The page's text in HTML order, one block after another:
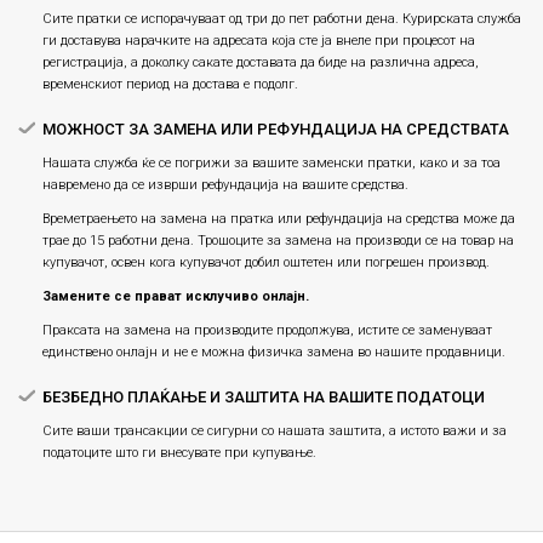
Сите пратки се испорачуваат од три до пет работни дена. Курирската служба
ги доставува нарачките на адресата која сте ја внеле при процесот на
регистрација, а доколку сакате доставата да биде на различна адреса,
временскиот период на достава е подолг.
МОЖНОСТ ЗА ЗАМЕНА ИЛИ РЕФУНДАЦИЈА НА СРЕДСТВАТА
Нашата служба ќе се погрижи за вашите заменски пратки, како и за тоа
навремено да се изврши рефундација на вашите средства.
Времетраењето на замена на пратка или рефундацијa на средства може да
трае до 15 работни дена. Трошоците за замена на производи се на товар на
купувачот, освен кога купувачот добил оштетен или погрешен производ.
Замените се прават исклучиво онлајн.
Праксата на замена на производите продолжува, истите се заменуваат
единствено онлајн и не е можна физичка замена во нашите продавници.
БЕЗБЕДНО ПЛАЌАЊЕ И ЗАШТИТА НА ВАШИТЕ ПОДАТОЦИ
Сите ваши трансакции се сигурни со нашата заштита, а истото важи и за
податоците што ги внесувате при купување.